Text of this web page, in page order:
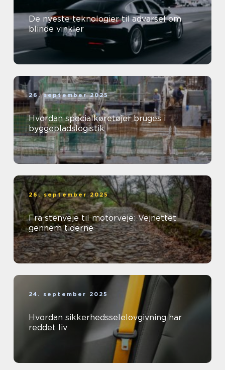
De nyeste teknologier til advarsel om
blinde vinkler
26. september 2025
Hvordan specialkøretøjer bruges i
byggepladslogistik
26. september 2025
Fra stenveje til motorveje: Vejnettet
gennem tiderne
24. september 2025
Hvordan sikkerhedsselelovgivning har
reddet liv